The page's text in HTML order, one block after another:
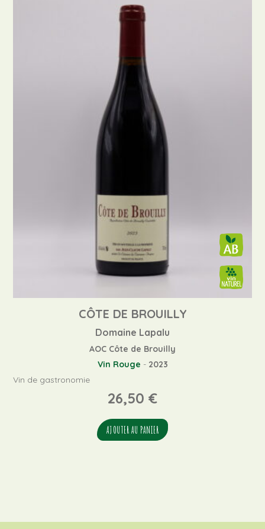
CÔTE DE BROUILLY
Domaine Lapalu
AOC Côte de Brouilly
Vin Rouge - 2023
Vin de gastronomie
26,50 €
AJOUTER AU PANIER